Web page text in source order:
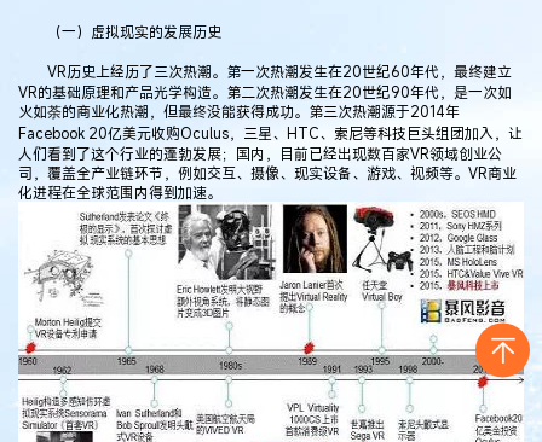
（一）虚拟现实的发展历史
VR历史上经历了三次热潮。第一次热潮发生在20世纪60年代，最终建立
VR的基础原理和产品光学构造。第二次热潮发生在20世纪90年代，是一次如
火如荼的商业化热潮，但最终没能获得成功。第三次热潮源于2014年
Facebook 20亿美元收购Oculus，三星、HTC、索尼等科技巨头组团加入，让
人们看到了这个行业的蓬勃发展；国内，目前已经出现数百家VR领域创业公
司，覆盖全产业链环节，例如交互、摄像、现实设备、游戏、视频等。VR商业
化进程在全球范围内得到加速。